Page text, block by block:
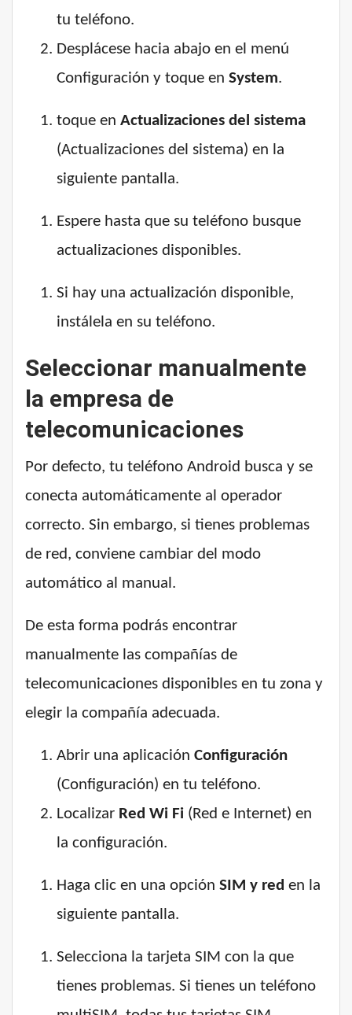
tu teléfono.
Desplácese hacia abajo en el menú
Configuración y toque en System.
toque en Actualizaciones del sistema
(Actualizaciones del sistema) en la
siguiente pantalla.
Espere hasta que su teléfono busque
actualizaciones disponibles.
Si hay una actualización disponible,
instálela en su teléfono.
Seleccionar manualmente
la empresa de
telecomunicaciones
Por defecto, tu teléfono Android busca y se
conecta automáticamente al operador
correcto. Sin embargo, si tienes problemas
de red, conviene cambiar del modo
automático al manual.
De esta forma podrás encontrar
manualmente las compañías de
telecomunicaciones disponibles en tu zona y
elegir la compañía adecuada.
Abrir una aplicación Configuración
(Configuración) en tu teléfono.
Localizar Red Wi Fi (Red e Internet) en
la configuración.
Haga clic en una opción SIM y red en la
siguiente pantalla.
Selecciona la tarjeta SIM con la que
tienes problemas. Si tienes un teléfono